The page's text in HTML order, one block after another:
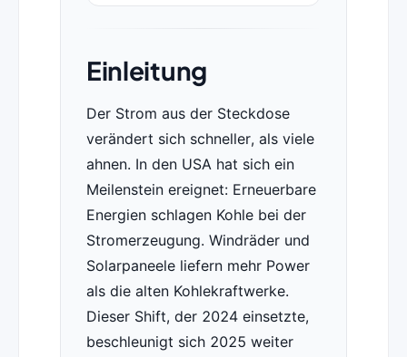
Einleitung
Der Strom aus der Steckdose
verändert sich schneller, als viele
ahnen. In den USA hat sich ein
Meilenstein ereignet: Erneuerbare
Energien schlagen Kohle bei der
Stromerzeugung. Windräder und
Solarpaneele liefern mehr Power
als die alten Kohlekraftwerke.
Dieser Shift, der 2024 einsetzte,
beschleunigt sich 2025 weiter